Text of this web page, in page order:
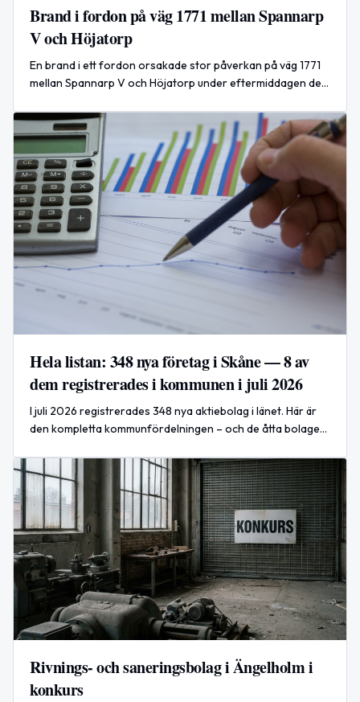
Brand i fordon på väg 1771 mellan Spannarp
V och Höjatorp
En brand i ett fordon orsakade stor påverkan på väg 1771
mellan Spannarp V och Höjatorp under eftermiddagen den
Hela listan: 348 nya företag i Skåne — 8 av
dem registrerades i kommunen i juli 2026
I juli 2026 registrerades 348 nya aktiebolag i länet. Här är
den kompletta kommunfördelningen – och de åtta bolagen
verksamhetsbeskrivning.
Rivnings- och saneringsbolag i Ängelholm i
konkurs